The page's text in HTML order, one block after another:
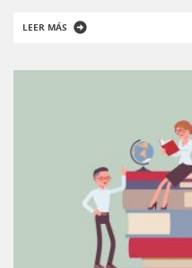
LEER MÁS